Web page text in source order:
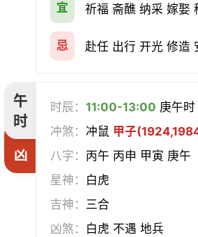
宜 祈福 斋醮 纳采 嫁娶
忌 赴任 出行 开光 修造
午
时
凶
时辰：11:00-13:00 庚午
冲煞：冲鼠 甲子
八字： 丙午 丙申 甲寅 庚午
星神： 白虎
吉神： 三合
凶煞： 白虎 不遇 地兵